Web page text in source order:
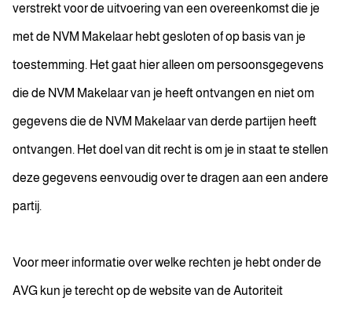
verstrekt voor de uitvoering van een overeenkomst die je
met de NVM Makelaar hebt gesloten of op basis van je
toestemming. Het gaat hier alleen om persoonsgegevens
die de NVM Makelaar van je heeft ontvangen en niet om
gegevens die de NVM Makelaar van derde partijen heeft
ontvangen. Het doel van dit recht is om je in staat te stellen
deze gegevens eenvoudig over te dragen aan een andere
partij.
Voor meer informatie over welke rechten je hebt onder de
AVG kun je terecht op de website van de Autoriteit